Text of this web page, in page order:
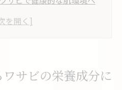
分と美肌効果の関係性
日の食卓ポイント
サビの栄養成分に